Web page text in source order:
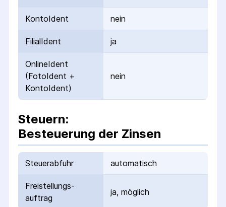
KontoIdent nein
FilialIdent ja
OnlineIdent
(FotoIdent +
KontoIdent)
nein
Steuern:
Besteuerung der Zinsen
Steuerabfuhr automatisch
Freistellungs­
auftrag
ja, möglich